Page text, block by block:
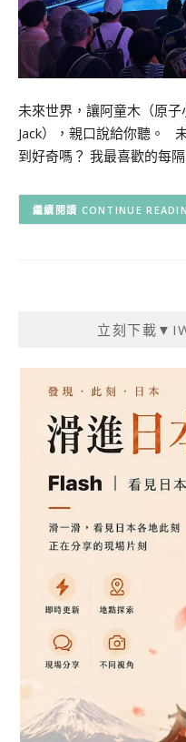
未來世界，讓阿童木（原
Jack），親口說給你聽。
到好奇嗎？ 我最喜歡的每
CONTINUE
立刻下載